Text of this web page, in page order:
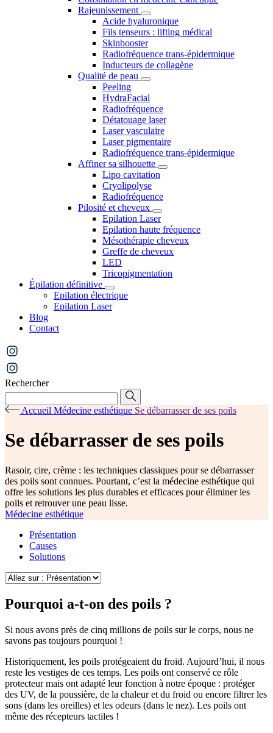
Rajeunissement
Acide hyaluronique
Fils tenseurs : lifting médical
Skinbooster
Radiofréquence trans-épidermique
Inducteurs de collagène
Qualité de peau
Peeling
HydraFacial
Radiofréquence
Détatouage laser
Laser vasculaire
Laser pigmentaire
Radiofréquence trans-épidermique
Affiner sa silhouette
Lipo cavitation
Cryolipolyse
Radiofréquence
Pilosité et cheveux
Epilation Laser
Epilation haute fréquence
Mésothérapie cheveux
Greffe de cheveux
LED
Tricopigmentation
Épilation définitive
Epilation électrique
Epilation Laser
Blog
Contact
Rechercher
Accueil Médecine esthétique Se débarrasser de ses poils
Se débarrasser de ses poils
Rasoir, cire, crème : les techniques classiques pour se débarrasser
des poils sont connues. Pourtant, c’est la médecine esthétique qui
offre les solutions les plus durables et efficaces pour éliminer les
poils et retrouver une peau lisse.
Médecine esthétique
Présentation
Causes
Solutions
Pourquoi a-t-on des poils ?
Si nous avons près de cinq millions de poils sur le corps, nous ne
savons pas toujours pourquoi !
Historiquement, les poils protégeaient du froid. Aujourd’hui, il nous
reste les vestiges de ces temps. Les poils ont conservé ce rôle
protecteur mais ont adapté leur fonction à notre époque : protéger
des UV, de la poussière, de la chaleur et du froid ou encore filtrer les
sons (dans les oreilles) et les odeurs (dans le nez). Les poils ont
même des récepteurs tactiles !